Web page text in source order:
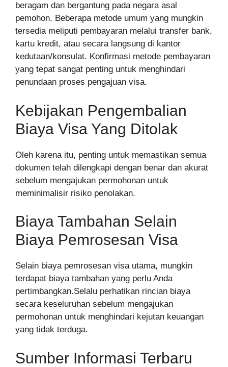
beragam dan bergantung pada negara asal
pemohon. Beberapa metode umum yang mungkin
tersedia meliputi pembayaran melalui transfer bank,
kartu kredit, atau secara langsung di kantor
kedutaan/konsulat. Konfirmasi metode pembayaran
yang tepat sangat penting untuk menghindari
penundaan proses pengajuan visa.
Kebijakan Pengembalian
Biaya Visa Yang Ditolak
Oleh karena itu, penting untuk memastikan semua
dokumen telah dilengkapi dengan benar dan akurat
sebelum mengajukan permohonan untuk
meminimalisir risiko penolakan.
Biaya Tambahan Selain
Biaya Pemrosesan Visa
Selain biaya pemrosesan visa utama, mungkin
terdapat biaya tambahan yang perlu Anda
pertimbangkan.Selalu perhatikan rincian biaya
secara keseluruhan sebelum mengajukan
permohonan untuk menghindari kejutan keuangan
yang tidak terduga.
Sumber Informasi Terbaru